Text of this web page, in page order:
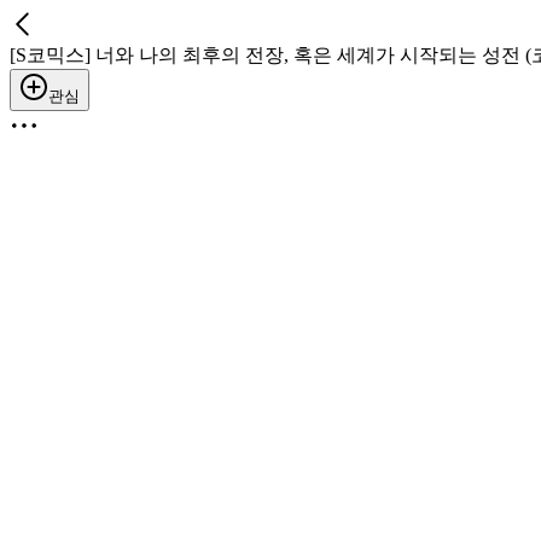
[S코믹스] 너와 나의 최후의 전장, 혹은 세계가 시작되는 성전 (
관심